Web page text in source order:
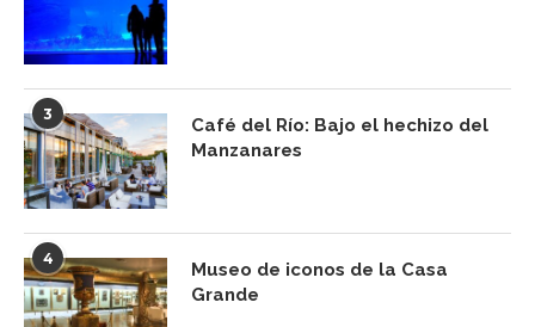
3
Café del Río: Bajo el hechizo del
Manzanares
4
Museo de iconos de la Casa
Grande